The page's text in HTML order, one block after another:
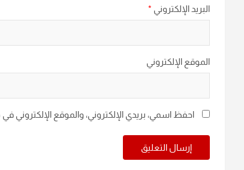
البريد الإلكتروني *
الموقع الإلكتروني
احفظ اسمي، بريدي الإلكتروني، والموقع الإلكتروني